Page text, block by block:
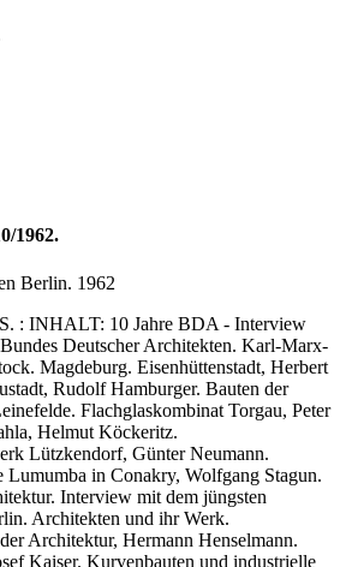
1962.
Berlin. 1962
S. : INHALT: 10 Jahre BDA - Interview
Deutscher Architekten. Karl-Marx-
Magdeburg. Eisenhüttenstadt, Herbert
Rudolf Hamburger. Bauten der
Flachglaskombinat Torgau, Peter
Helmut Köckeritz.
Lützkendorf, Günter Neumann.
Lumumba in Conakry, Wolfgang Stagun.
Interview mit dem jüngsten
Architekten und ihr Werk.
Architektur, Hermann Henselmann.
Kaiser. Kurvenbauten und industrielle